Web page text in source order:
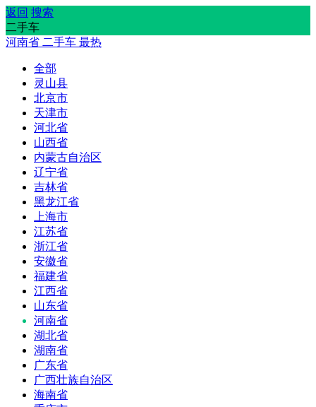
返回 搜索
二手车
河南省 二手车 最热
全部
灵山县
北京市
天津市
河北省
山西省
内蒙古自治区
辽宁省
吉林省
黑龙江省
上海市
江苏省
浙江省
安徽省
福建省
江西省
山东省
河南省
湖北省
湖南省
广东省
广西壮族自治区
海南省